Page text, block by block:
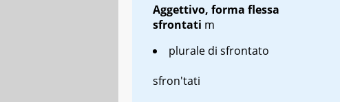
Aggettivo, forma flessa
sfrontati m
plurale di sfrontato
sfron'tati